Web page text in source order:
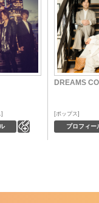
DREAMS
プロフィー
ポップス